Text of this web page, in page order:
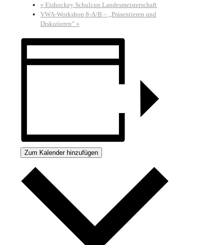
« Eishockey Schulcup Landesmeisterschaft
VWA-Workshop 8-A/B – „Präsentieren und
Diskutieren“ »
Zum Kalender hinzufügen